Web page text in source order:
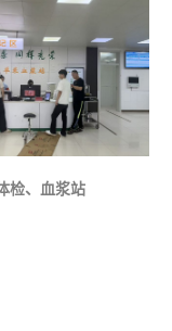
检、血浆站